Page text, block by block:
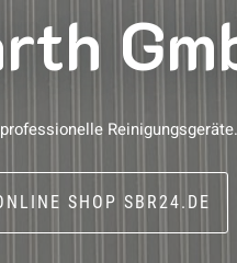
Reinigungsgeräte.
SHOP SBR24.DE